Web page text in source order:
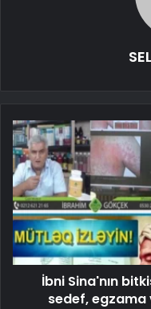
İbni Sina'nın
sedef, egzama